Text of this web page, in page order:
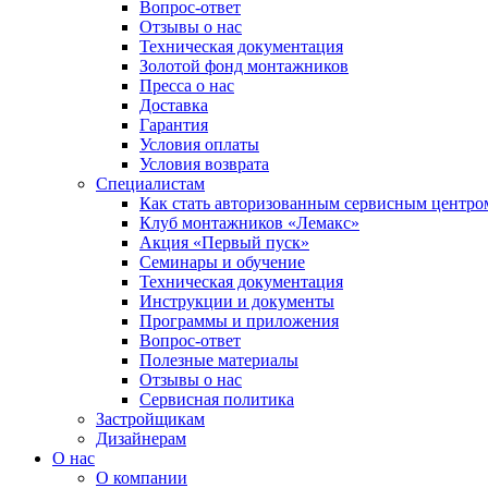
Вопрос-ответ
Отзывы о нас
Техническая документация
Золотой фонд монтажников
Пресса о нас
Доставка
Гарантия
Условия оплаты
Условия возврата
Специалистам
Как стать авторизованным сервисным
Клуб монтажников «Лемакс»
Акция «Первый пуск»
Семинары и обучение
Техническая документация
Инструкции и документы
Программы и приложения
Вопрос-ответ
Полезные материалы
Отзывы о нас
Сервисная политика
Застройщикам
Дизайнерам
О нас
О компании